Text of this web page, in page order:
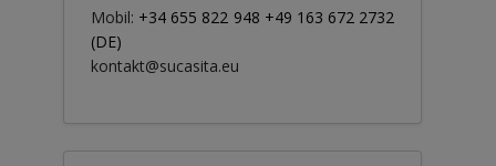
Mobil: +34 655 822 948 +49 163 672 2732
(DE)
kontakt@sucasita.eu